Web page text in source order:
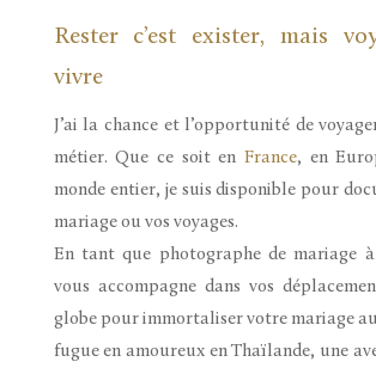
Rester c’est exister, mais
vivre
J’ai la chance et l’opportunité de
métier. Que ce soit en France, en
monde entier, je suis disponible pour
mariage ou vos voyages.
En tant que photographe de mariage à
vous accompagne dans vos
globe pour immortaliser votre mariage
fugue en amoureux en Thaïlande, une